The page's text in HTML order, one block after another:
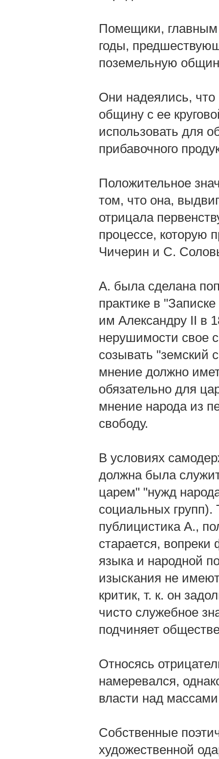
Помещики, главным
годы,
поземельную
Они надеялись, что
общину с ее
использовать для
прибавочного
Положительное
том, что она,
отрицала
процессе, которую
Чичерин и С.
А. была сделана
практике в
им Александру II в
нерушимости свое
созывать "земский
мнение должно
обязательно для
мнение народа из
свободу.
В условиях
должна была
царем" "нужд
социальных
публицистика А.,
старается,
языка и народной
изыскания не
критик, т. к. он
чисто служебное
подчиняет
Относясь
намеревался,
власти над
Собственные
художественной